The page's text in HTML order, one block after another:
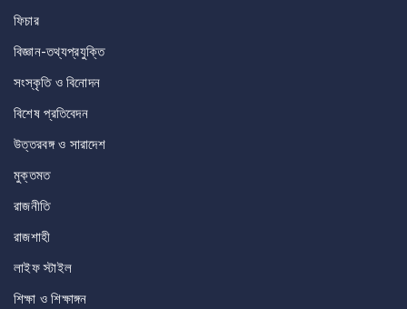
ফিচার
বিজ্ঞান-তথ্যপ্রযুক্তি
সংস্কৃতি ও বিনোদন
বিশেষ প্রতিবেদন
উত্তরবঙ্গ ও সারাদেশ
মুক্তমত
রাজনীতি
রাজশাহী
লাইফ স্টাইল
শিক্ষা ও শিক্ষাঙ্গন